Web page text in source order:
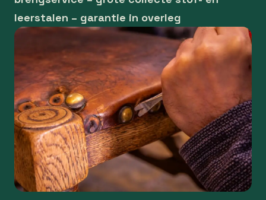
leerstalen – garantie in overleg